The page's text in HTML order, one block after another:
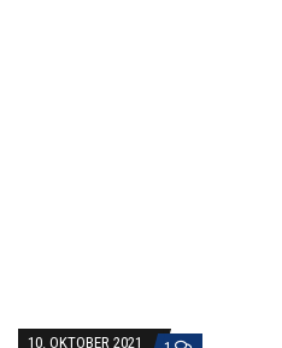
10. OKTOBER 2021